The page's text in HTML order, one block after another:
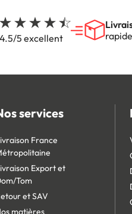
4.5/5 excellent
rapide
services
France
Export et
Tom
et SAV
matières